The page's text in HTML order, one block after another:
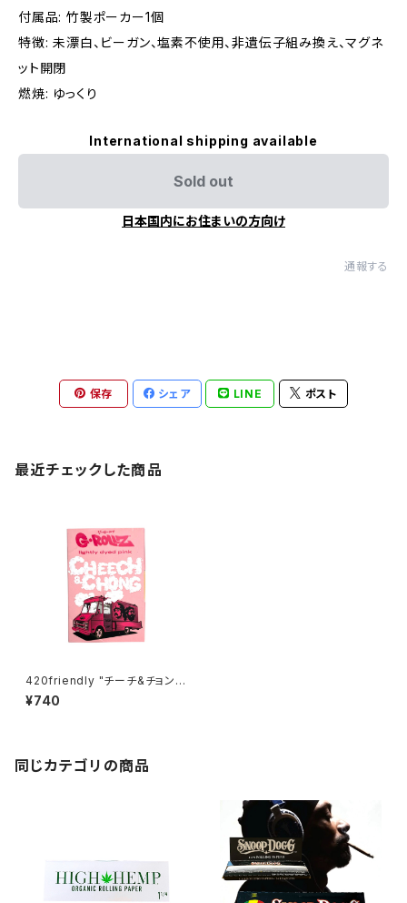
付属品: 竹製ポーカー1個
特徴: 未漂白、ビーガン、塩素不使用、非遺伝子組み換え、マグネ
ット開閉
燃焼: ゆっくり
International shipping available
Sold out
日本国内にお住まいの方向け
通報する
保存 シェア LINE ポスト
最近チェックした商品
420friendly "チーチ&チョン"
自分で巻く 愛好家 ローリングペ
ーパー + チップ 420friendly
¥740
同じカテゴリの商品